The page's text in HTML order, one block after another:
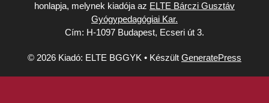
honlapja, melynek kiadója az ELTE Bárczi Gusztáv
Gyógypedagógiai Kar.
Cím: H-1097 Budapest, Ecseri út 3.
© 2026 Kiadó: ELTE BGGYK • Készült GeneratePress